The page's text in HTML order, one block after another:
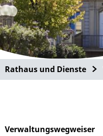
Rathaus und Dienste
Verwaltungswegweiser